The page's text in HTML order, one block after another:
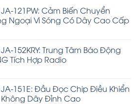
121PW: Cảm Biến Chuyển
Ngoại Vi Sóng Có Dây Cao Cấp
152KRY: Trung Tâm Báo Động
Tích Hợp Radio
151E: Đầu Đọc Chip Điều Khiển
Không Dây Đỉnh Cao